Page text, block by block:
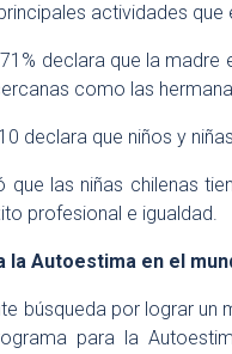
actividades
declara que la
como las
declara que niños y
las niñas chilenas
profesional e igualdad.
la Autoestima en el
búsqueda por lograr
para la